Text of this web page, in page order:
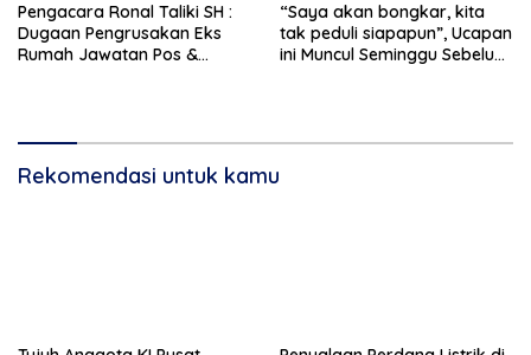
Pengacara Ronal Taliki SH :
Dugaan Pengrusakan Eks
Rumah Jawatan Pos &
Profesional
“Saya akan bongkar, kita
tak peduli siapapun”, Ucapan
ini Muncul Seminggu Sebelum
Rekomendasi untuk kamu